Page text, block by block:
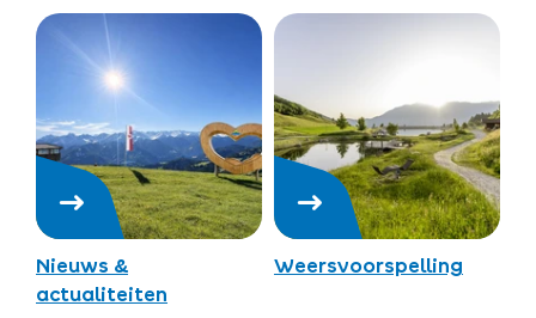
Nieuws &
actualiteiten
Weersvoorspelling